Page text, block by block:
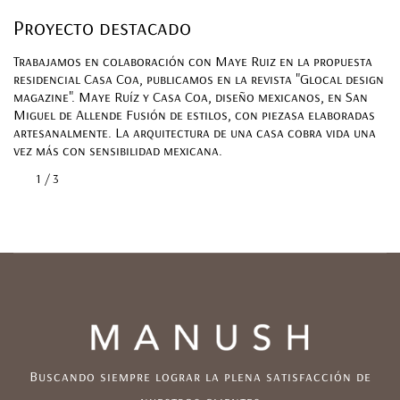
Proyecto destacado
Trabajamos en colaboración con Maye Ruiz en la propuesta
residencial Casa Coa, publicamos en la revista "Glocal design
magazine". Maye Ruíz y Casa Coa, diseño mexicanos, en San
Miguel de Allende Fusión de estilos, con piezasa elaboradas
artesanalmente. La arquitectura de una casa cobra vida una
vez más con sensibilidad mexicana.
Proyecto destacado
Trabajamos en colaboración con Maye Ruiz en la propuesta
residencial Casa Coa, publicamos en la revista "Glocal design
magazine". Maye Ruíz y Casa Coa, diseño mexicanos, en San
Miguel de Allende Fusión de estilos, con piezasa elaboradas
artesanalmente. La arquitectura de una casa cobra vida una
vez más con sensibilidad mexicana.
Proyecto destacado
Trabajamos en colaboración con Maye Ruiz en la propuesta
residencial Casa Coa, publicamos en la revista "Glocal design
magazine". Maye Ruíz y Casa Coa, diseño mexicanos, en San
Miguel de Allende Fusión de estilos, con piezasa elaboradas
artesanalmente. La arquitectura de una casa cobra vida una
vez más con sensibilidad mexicana.
1
Buscando siempre lograr la plena satisfacción de